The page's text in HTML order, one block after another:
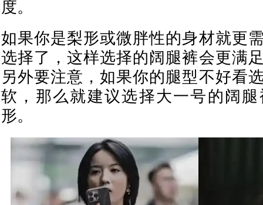
度。
如果你是梨形或微胖性的身材就更
选择了，这样选择的阔腿裤会更满
另外要注意，如果你的腿型不好看
软，那么就建议选择大一号的阔
形。